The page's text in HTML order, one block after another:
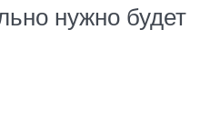
нужно будет